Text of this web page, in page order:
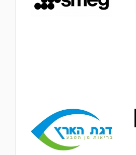
עבודה משותפת בת 10 שנים.
מספר תחנות: פארק מיני ישראל בלטרון,
, מדרבן ומייצר תקשורת יש
בך את היכולת להניע את כלל הצוות
חפץ ובקבועי זמן קצרים.
מימד פרסומי ומכיר את רזי הפעלתו. על אף
לצוות שלי ולי את התחושה, שרק אנו
שגורות בפיך. המאגר האנרגטי שלך בלתי